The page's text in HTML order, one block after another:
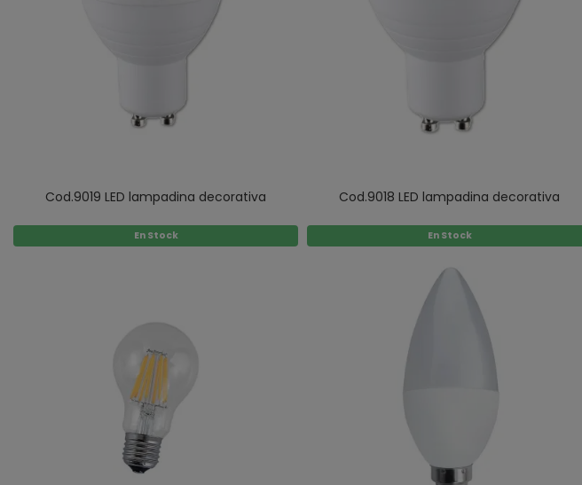
Cod.9019 LED lampadina decorativa
En Stock
Cod.9018 LED lampadina decorativa
En Stock